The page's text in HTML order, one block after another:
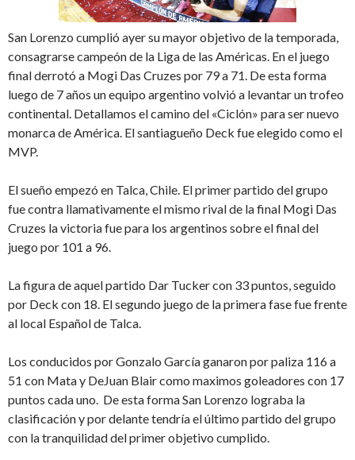
San Lorenzo cumplió ayer su mayor objetivo de la temporada,
consagrarse campeón de la Liga de las Américas. En el juego
final derrotó a Mogi Das Cruzes por 79 a 71. De esta forma
luego de 7 años un equipo argentino volvió a levantar un trofeo
continental. Detallamos el camino del «Ciclón» para ser nuevo
monarca de América. El santiagueño Deck fue elegido como el
MVP.
El sueño empezó en Talca, Chile. El primer partido del grupo
fue contra llamativamente el mismo rival de la final Mogi Das
Cruzes la victoria fue para los argentinos sobre el final del
juego por 101 a 96.
La figura de aquel partido Dar Tucker con 33 puntos, seguido
por Deck con 18. El segundo juego de la primera fase fue frente
al local Español de Talca.
Los conducidos por Gonzalo García ganaron por paliza 116 a
51 con Mata y DeJuan Blair como maximos goleadores con 17
puntos cada uno. De esta forma San Lorenzo lograba la
clasificación y por delante tendría el último partido del grupo
con la tranquilidad del primer objetivo cumplido.